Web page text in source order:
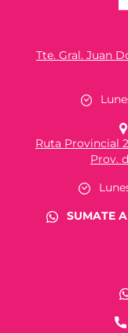
Tte. Gral. Juan
Ruta Provincial
Prov.
SUMATE